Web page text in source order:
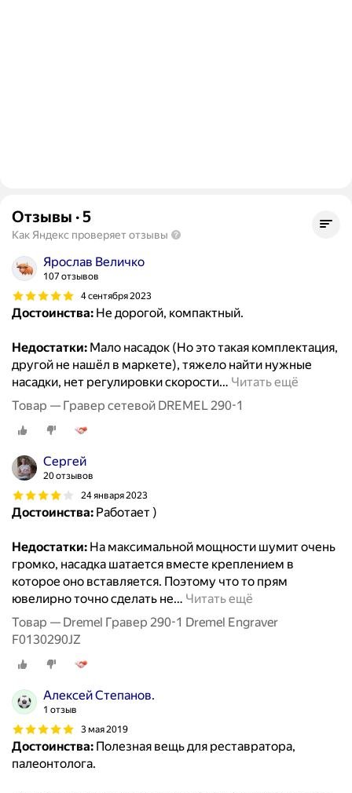
Отзывы ·5
Как Яндекс проверяет отзывы
Ярослав Величко
107 отзывов
4 сентября 2023
Достоинства: Не дорогой, компактный.
Недостатки: Мало насадок (Но это такая комплектация,
другой не нашёл в маркете), тяжело найти нужные
насадки, нет регулировки скорости… Читать ещё
Товар — Гравер сетевой DREMEL 290-1
Сергей
20 отзывов
24 января 2023
Достоинства: Работает )
Недостатки: На максимальной мощности шумит очень
громко, насадка шатается вместе креплением в
которое оно вставляется. Поэтому что то прям
ювелирно точно сделать не… Читать ещё
Товар — Dremel Гравер 290-1 Dremel Engraver
F0130290JZ
Алексей Степанов.
1 отзыв
3 мая 2019
Достоинства: Полезная вещь для реставратора,
палеонтолога.